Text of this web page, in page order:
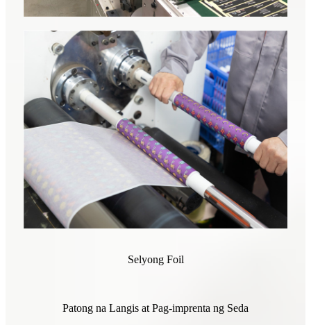
Selyong Foil
Patong na Langis at Pag-imprenta ng Seda